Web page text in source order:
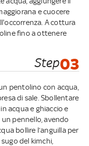
e cuocere
A cottura
fino a ottenere
Step03
pentolino con acqua,
di sale. Sbollentare
acqua e ghiaccio e
un pennello, avendo
bollire l’anguilla per
del kimchi,